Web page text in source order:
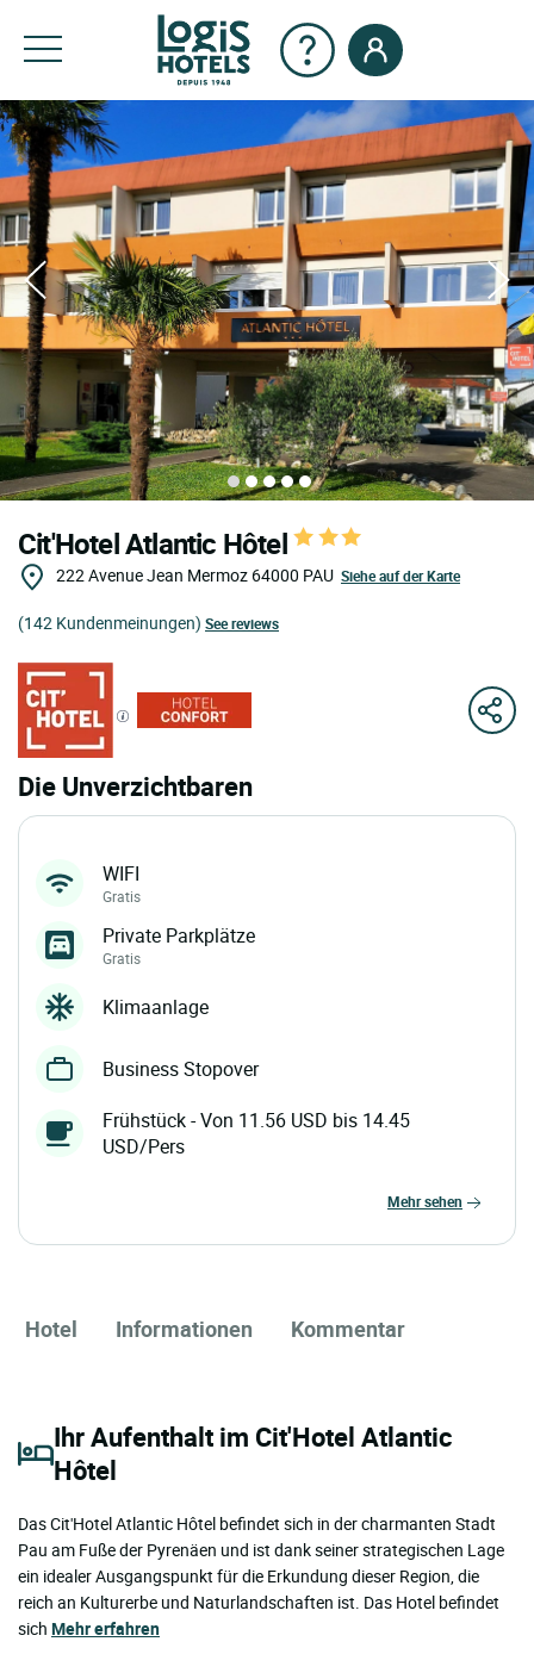
Cit'Hotel Atlantic Hôtel
222 Avenue Jean Mermoz 64000 PAU Siehe auf der Karte
(142 Kundenmeinungen) See reviews
Die Unverzichtbaren
WIFI
Gratis
Private Parkplätze
Gratis
Klimaanlage
Business Stopover
Frühstück - Von 11.56 USD bis 14.45
USD/Pers
mehr sehen
Hotel Informationen Kommentar
Ihr Aufenthalt im Cit'Hotel Atlantic
Hôtel
Das Cit'Hotel Atlantic Hôtel befindet sich in der charmanten Stadt
Pau am Fuße der Pyrenäen und ist dank seiner strategischen Lage
ein idealer Ausgangspunkt für die Erkundung dieser Region, die
reich an Kulturerbe und Naturlandschaften ist. Das Hotel befindet
sich Mehr erfahren